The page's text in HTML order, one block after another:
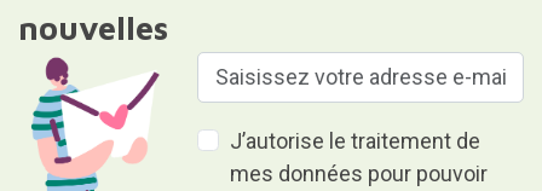
nouvelles
J’autorise le traitement de
mes données pour pouvoir